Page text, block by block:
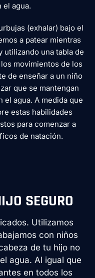
el agua.
(exhalar) bajo el
a patear mientras
utilizando una tabla de
movimientos de los
de enseñar a un niño
que se mantengan
el agua. A medida que
estas habilidades
para comenzar a
de natación.
SEGURO
Utilizamos
con niños
de tu hijo no
agua. Al igual que
en todos los